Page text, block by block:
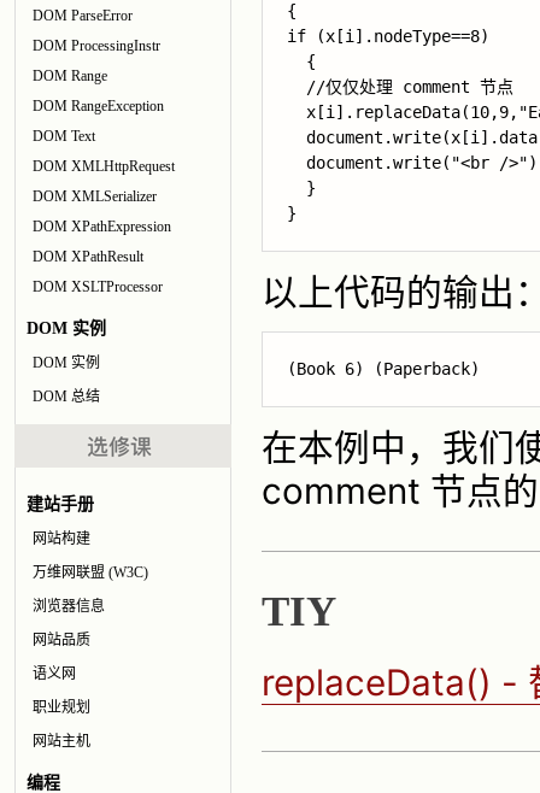
DOM ParseError
DOM ProcessingInstr
DOM Range
DOM RangeException
DOM Text
DOM XMLHttpRequest
DOM XMLSerializer
DOM XPathExpression
DOM XPathResult
DOM XSLTProcessor
DOM 实例
DOM 实例
DOM 总结
建站手册
网站构建
万维网联盟 (W3C)
浏览器信息
网站品质
语义网
职业规划
网站主机
编程
{
if (x[i].nodeType==8)
  {
//仅仅处理 comment 节点
document.write("<br /
  }
}
以上代码的输出
(Book 6) (Paperback)
在本例中，我们
comment 节点
TIY
replaceData() -